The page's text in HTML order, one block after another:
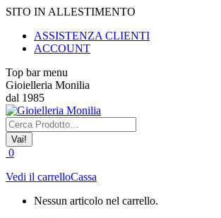
Vai
contenuti
SITO IN ALLESTIMENTO
ASSISTENZA CLIENTI
ACCOUNT
Top bar menu
Gioielleria Monilia
dal 1985
Cerca:
0
Vedi il carrelloCassa
Nessun articolo nel carrello.